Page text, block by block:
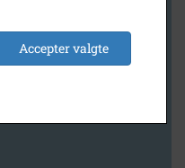
Accepter valgte